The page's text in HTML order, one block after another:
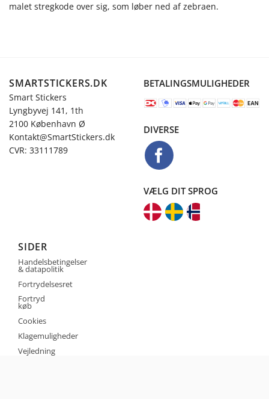
malet stregkode over sig, som løber ned af zebraen.
SMARTSTICKERS.DK
Smart Stickers
Lyngbyvej 141, 1th
2100 København Ø
Kontakt@SmartStickers.dk
CVR: 33111789
BETALINGSMULIGHEDER
DIVERSE
VÆLG DIT SPROG
SIDER
Handelsbetingelser
& datapolitik
Fortrydelsesret
Fortryd
køb
Cookies
Klagemuligheder
Vejledning